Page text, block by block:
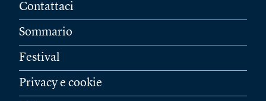
Contattaci
Sommario
Festival
Privacy e cookie